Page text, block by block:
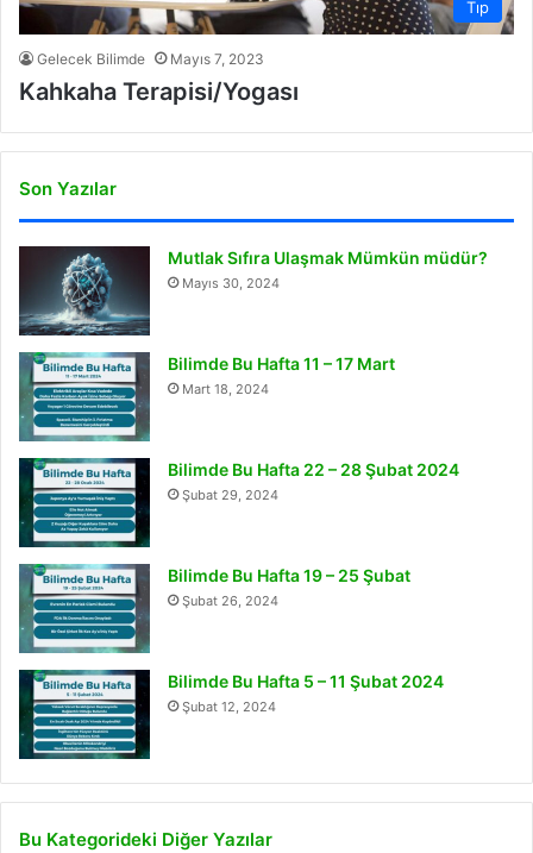
Tıp
Gelecek Bilimde Mayıs 7, 2023
Kahkaha Terapisi/Yogası
Son Yazılar
Mutlak Sıfıra Ulaşmak Mümkün müdür?
Mayıs 30, 2024
Bilimde Bu Hafta 11 – 17 Mart
Mart 18, 2024
Bilimde Bu Hafta 22 – 28 Şubat 2024
Şubat 29, 2024
Bilimde Bu Hafta 19 – 25 Şubat
Şubat 26, 2024
Bilimde Bu Hafta 5 – 11 Şubat 2024
Şubat 12, 2024
Bu Kategorideki Diğer Yazılar